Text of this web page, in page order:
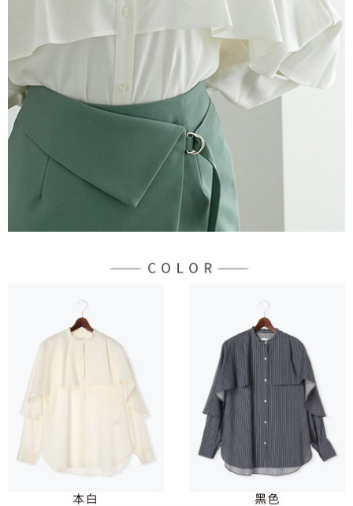
2.基於同意付款使用「大哥付你分期」之契約關係目的，商店將以您的個人
資料（包含姓名、電話或地址）提供予台灣大哥大進項蒐集、處理及利用，
由本公司與您本人進行分期帳單所需資料之確認、核對及更正。
3.完整用戶服務條款，請詳閱以下連結：
https://oppay.tw/userRule
※ 交易是否成功請以「AFTEE先享後付 」之結帳頁面顯示為準，若有關於
是否繳費成功／繳費後需取消欲退款等相關疑問，請聯繫「AFTEE先享後付
客戶支援中心」
https://netprotections.freshdesk.com/support/home
１．透過由恩沛科技股份有限公司提供之「AFTEE先享後付」服務完成之交
易，需依本服務之必要範圍內提供個人資料，並將交易相關給付款項請求債
權轉讓予恩沛科技股份有限公司。
２．關於個人資料處理事宜，請瀏覽以下網址：
https://aftee.tw/terms/#terms3
３．未成年的使用者請事先徵得法定代理人或監護人之同意方可使用
「AFTEE先享後付」，若未經同意申辦者引起之損失，本公司不負相關責
４．使用「AFTEE先享後付」時，將依據個別帳號之用戶狀況，依本公司即
時審查核予不同之上限額度；若仍有額度不足之情形，本公司將視審查結果
請求用戶進行身份認證。
每筆NT$60，滿NT$888(含以上)免運費
每筆NT$60，滿NT$888(含以上)免運費
7-11純取貨
每筆NT$60，滿NT$888(含以上)免運費
每筆NT$90，滿NT$888(含以上)免運費